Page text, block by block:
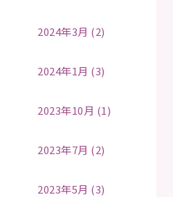
2024年3月 (2)
2024年1月 (3)
2023年10月 (1)
2023年7月 (2)
2023年5月 (3)